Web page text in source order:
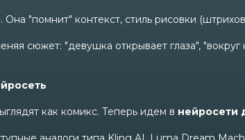
"помнит" контекст, стиль рисовки
сюжет: "девушка открывает глаза",
как комикс. Теперь идем в нейросети